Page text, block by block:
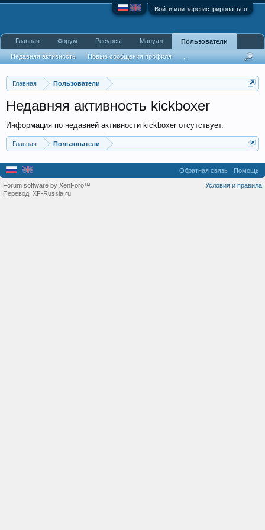
Войти или зарегистрироваться
Главная Пользователи
Недавняя активность kickboxer
Информация по недавней активности kickboxer отсутствует.
Главная Пользователи
Главная Форум Ресурсы Мануал Пользователи
Недавняя активность Новые сообщения профиля
Обратная связь Помощь
Условия и правила
Forum software by XenForo™
Перевод: XF-Russia.ru